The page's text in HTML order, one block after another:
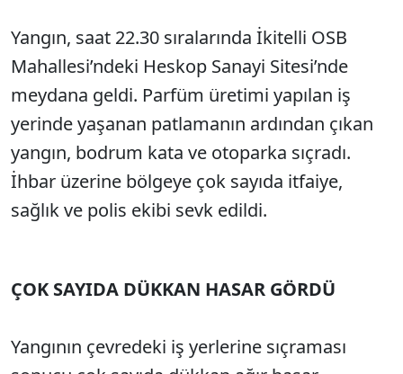
Yangın, saat 22.30 sıralarında İkitelli OSB
Mahallesi’ndeki Heskop Sanayi Sitesi’nde
meydana geldi. Parfüm üretimi yapılan iş
yerinde yaşanan patlamanın ardından çıkan
yangın, bodrum kata ve otoparka sıçradı.
İhbar üzerine bölgeye çok sayıda itfaiye,
sağlık ve polis ekibi sevk edildi.
ÇOK SAYIDA DÜKKAN HASAR GÖRDÜ
Yangının çevredeki iş yerlerine sıçraması